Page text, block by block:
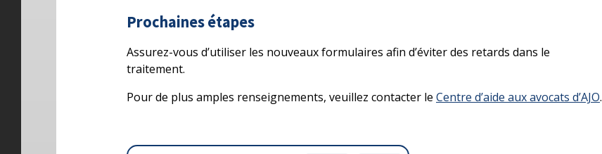
Prochaines étapes
Assurez-vous d’utiliser les nouveaux formulaires afin d’éviter des retards dans le
traitement.
Pour de plus amples renseignements, veuillez contacter le Centre d’aide aux avocats d’AJO.